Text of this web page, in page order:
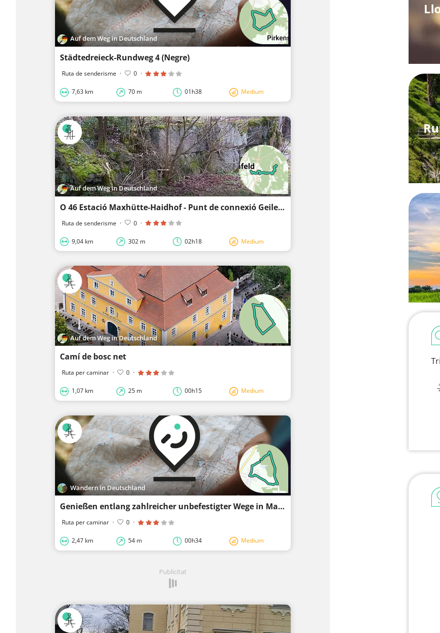
Auf dem Weg in Deutschland
Städtedreieck-Rundweg 4 (Negre)
Ruta de senderisme · 0 ·
7,63 km 70 m 01h38 Medium
Auf dem Weg in Deutschland
O 46 Estació Maxhütte-Haidhof - Punt de connexió Geilenberg (Rectàngul vermell)
Ruta de senderisme · 0 ·
9,04 km 302 m 02h18 Medium
Auf dem Weg in Deutschland
Camí de bosc net
Ruta per caminar · 0 ·
1,07 km 25 m 00h15 Medium
Wandern in Deutschland
Genießen entlang zahlreicher unbefestigter Wege in Maxhütte-Haidhof
Ruta per caminar · 0 ·
2,47 km 54 m 00h34 Medium
Publicitat